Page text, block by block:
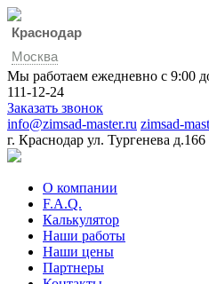
Краснодар
Москва
Мы работаем ежедневно с 9:00
111-12-24
Заказать звонок
info@zimsad-master.ru zimsad-
г. Краснодар ул. Тургенева д.166
О компании
F.A.Q.
Калькулятор
Наши работы
Наши цены
Партнеры